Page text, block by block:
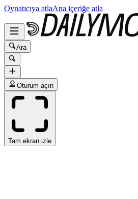
Oynatıcıya atlaAna içeriğe atla
Ara
Oturum açın
Tam ekran izle